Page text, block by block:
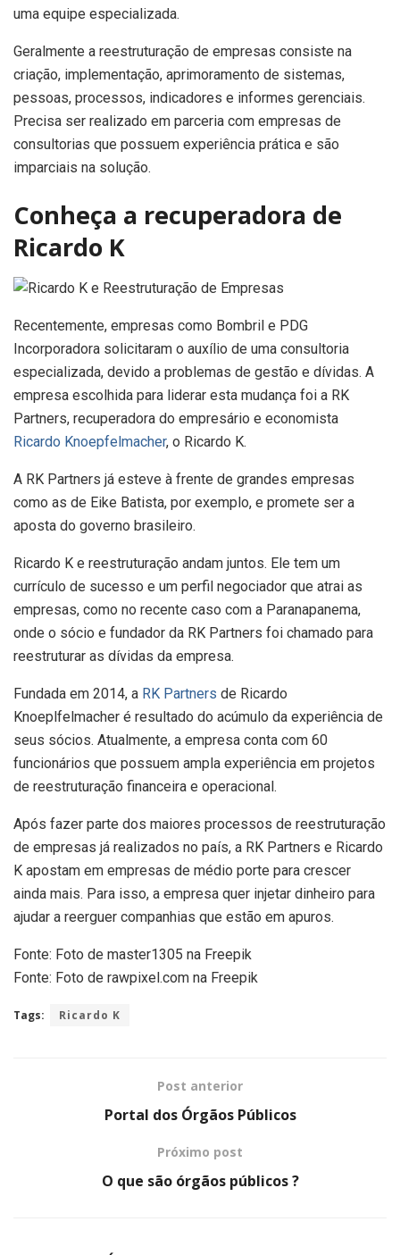
uma equipe especializada.
Geralmente a reestruturação de empresas consiste na
criação, implementação, aprimoramento de sistemas,
pessoas, processos, indicadores e informes gerenciais.
Precisa ser realizado em parceria com empresas de
consultorias que possuem experiência prática e são
imparciais na solução.
Conheça a recuperadora de
Ricardo K
Recentemente, empresas como Bombril e PDG
Incorporadora solicitaram o auxílio de uma consultoria
especializada, devido a problemas de gestão e dívidas. A
empresa escolhida para liderar esta mudança foi a RK
Partners, recuperadora do empresário e economista
Ricardo Knoepfelmacher, o Ricardo K.
A RK Partners já esteve à frente de grandes empresas
como as de Eike Batista, por exemplo, e promete ser a
aposta do governo brasileiro.
Ricardo K e reestruturação andam juntos. Ele tem um
currículo de sucesso e um perfil negociador que atrai as
empresas, como no recente caso com a Paranapanema,
onde o sócio e fundador da RK Partners foi chamado para
reestruturar as dívidas da empresa.
Fundada em 2014, a RK Partners de Ricardo
Knoeplfelmacher é resultado do acúmulo da experiência de
seus sócios. Atualmente, a empresa conta com 60
funcionários que possuem ampla experiência em projetos
de reestruturação financeira e operacional.
Após fazer parte dos maiores processos de reestruturação
de empresas já realizados no país, a RK Partners e Ricardo
K apostam em empresas de médio porte para crescer
ainda mais. Para isso, a empresa quer injetar dinheiro para
ajudar a reerguer companhias que estão em apuros.
Fonte: Foto de master1305 na Freepik
Fonte: Foto de rawpixel.com na Freepik
Tags: Ricardo K
Post anterior
Portal dos Órgãos Públicos
Próximo post
O que são órgãos públicos ?